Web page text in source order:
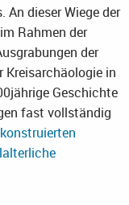
An dieser Wiege der
Rahmen der
der
Kreisarchäologie in
Geschichte
fast vollständig